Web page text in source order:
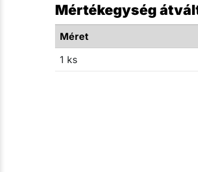
Mértékegység
Méret
1 ks